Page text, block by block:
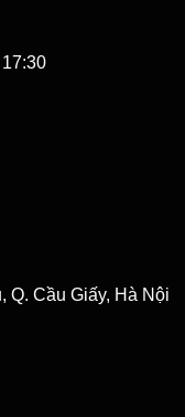
Q. Cầu Giấy, Hà Nội